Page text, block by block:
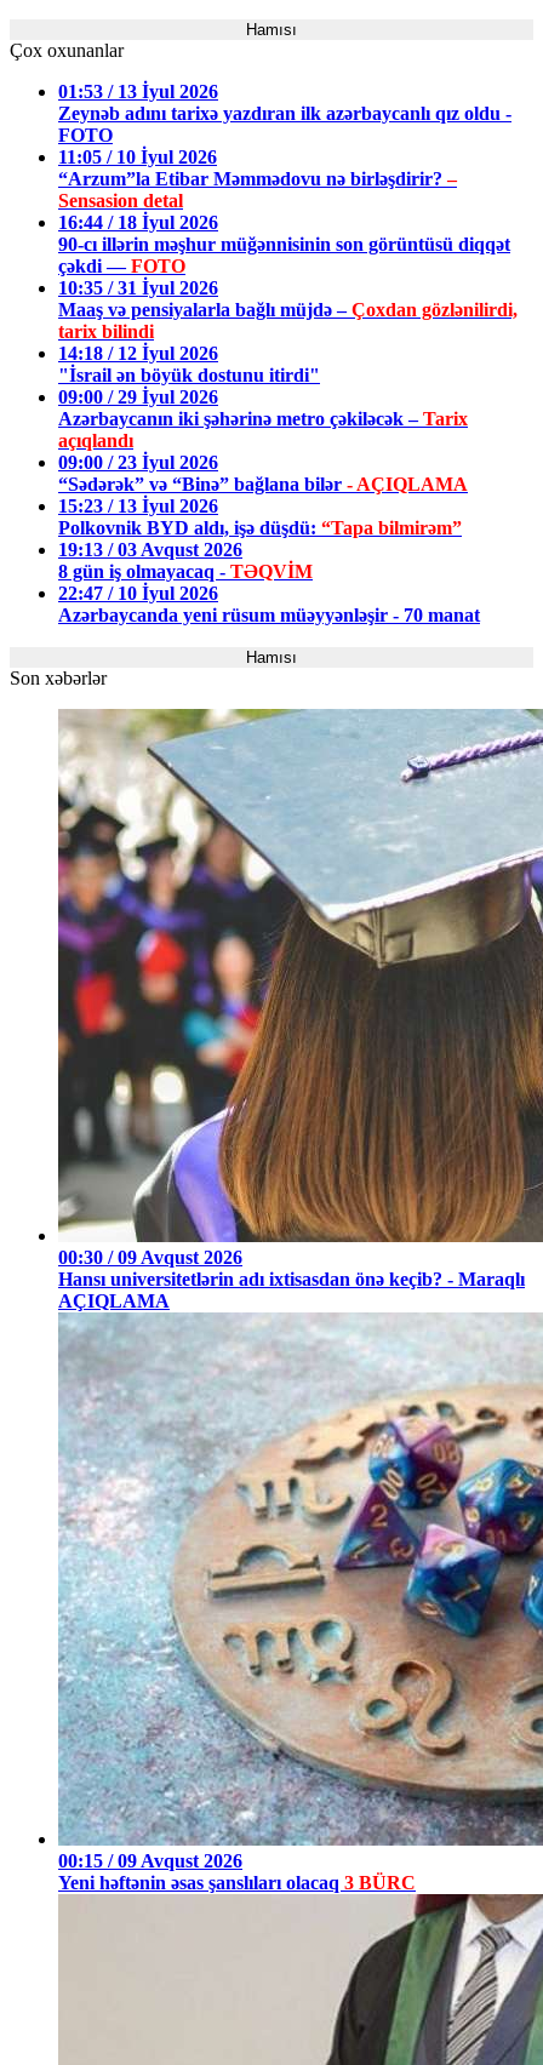
Hamısı
Çox oxunanlar
01:53 / 13 İyul 2026
Zeynəb adını tarixə yazdıran ilk azərbaycanlı qız oldu -
FOTO
11:05 / 10 İyul 2026
“Arzum”la Etibar Məmmədovu nə birləşdirir?–
Sensasion detal
16:44 / 18 İyul 2026
90-cı illərin məşhur müğənnisinin son görüntüsü diqqət
çəkdi —FOTO
10:35 / 31 İyul 2026
Maaş və pensiyalarla bağlı müjdə –Çoxdan gözlənilirdi,
tarix bilindi
14:18 / 12 İyul 2026
"İsrail ən böyük dostunu itirdi"
09:00 / 29 İyul 2026
Azərbaycanın iki şəhərinə metro çəkiləcək –Tarix
açıqlandı
09:00 / 23 İyul 2026
“Sədərək” və “Binə” bağlana bilər - AÇIQLAMA
15:23 / 13 İyul 2026
Polkovnik BYD aldı, işə düşdü: “Tapa bilmirəm”
19:13 / 03 Avqust 2026
8 gün iş olmayacaq - TƏQVİM
22:47 / 10 İyul 2026
Azərbaycanda yeni rüsum müəyyənləşir - 70 manat
Hamısı
Son xəbərlər
00:30 / 09 Avqust 2026
Hansı universitetlərin adı ixtisasdan önə keçib? - Maraqlı
AÇIQLAMA
00:15 / 09 Avqust 2026
Yeni həftənin əsas şanslıları olacaq 3 BÜRC